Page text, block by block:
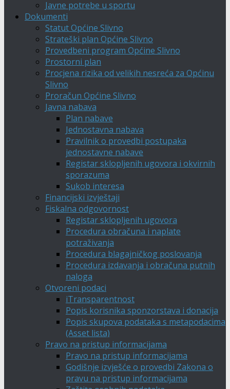
Javne potrebe u sportu
Dokumenti
Statut Općine Slivno
Strateški plan Općine Slivno
Provedbeni program Općine Slivno
Prostorni plan
Procjena rizika od velikih nesreća za Općinu
Slivno
Proračun Općine Slivno
Javna nabava
Plan nabave
Jednostavna nabava
Pravilnik o provedbi postupaka
jednostavne nabave
Registar sklopljenih ugovora i okvirnih
sporazuma
Sukob interesa
Financijski izvještaji
Fiskalna odgovornost
Registar sklopljenih ugovora
Procedura obračuna i naplate
potraživanja
Procedura blagajničkog poslovanja
Procedura izdavanja i obračuna putnih
naloga
Otvoreni podaci
iTransparentnost
Popis korisnika sponzorstava i donacija
Popis skupova podataka s metapodacima
(Asset lista)
Pravo na pristup informacijama
Pravo na pristup informacijama
Godišnje izvješće o provedbi Zakona o
pravu na pristup informacijama